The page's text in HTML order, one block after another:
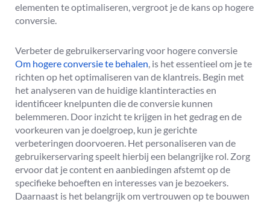
elementen te optimaliseren, vergroot je de kans op hogere
conversie.
Verbeter de gebruikerservaring voor hogere conversie
Om hogere conversie te behalen, is het essentieel om je te
richten op het optimaliseren van de klantreis. Begin met
het analyseren van de huidige klantinteracties en
identificeer knelpunten die de conversie kunnen
belemmeren. Door inzicht te krijgen in het gedrag en de
voorkeuren van je doelgroep, kun je gerichte
verbeteringen doorvoeren. Het personaliseren van de
gebruikerservaring speelt hierbij een belangrijke rol. Zorg
ervoor dat je content en aanbiedingen afstemt op de
specifieke behoeften en interesses van je bezoekers.
Daarnaast is het belangrijk om vertrouwen op te bouwen